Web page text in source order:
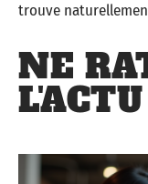
trouve
NE
L'ACTU